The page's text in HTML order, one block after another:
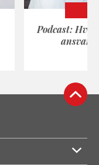
Podcast: